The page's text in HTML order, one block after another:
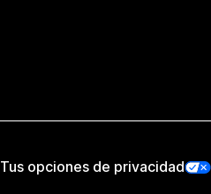
Tus opciones de privacidad